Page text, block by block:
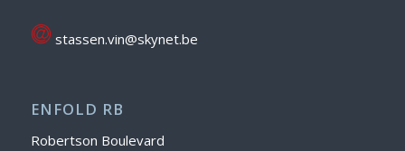
stassen.vin@skynet.be
ENFOLD RB
Robertson Boulevard